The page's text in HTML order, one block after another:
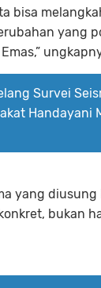
bisa
yang
Survei
Handayani
yang
bukan